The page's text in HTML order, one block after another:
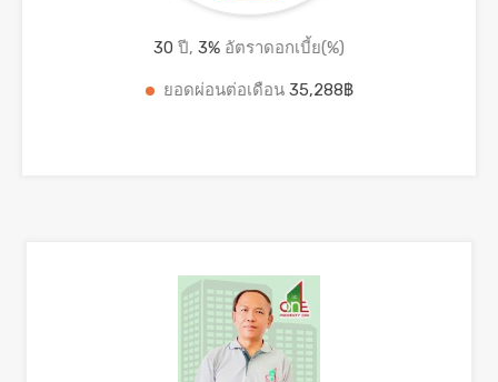
30 ปี, 3% อัตราดอกเบี้ย(%)
ยอดผ่อนต่อเดือน 35,288฿